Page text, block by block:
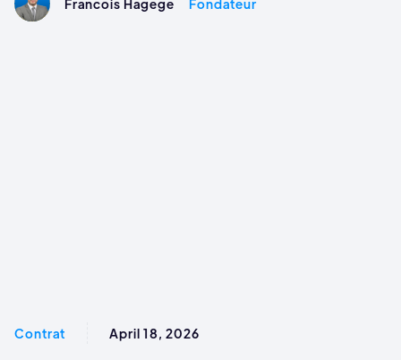
Francois Hagege Fondateur
Contrat April 18, 2026